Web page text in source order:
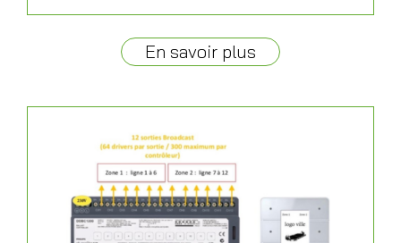
En savoir plus